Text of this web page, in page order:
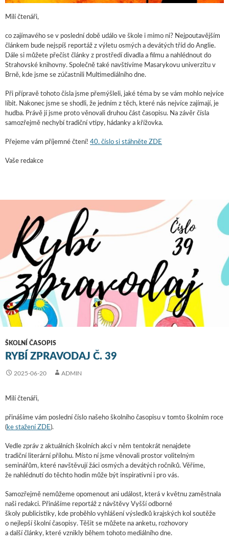
Milí čtenáři,
co zajímavého se v poslední době událo ve škole i mimo ni? Nejpoutavějším
článkem bude nejspíš reportáž z výletu osmých a devátých tříd do Anglie.
Dále si můžete přečíst články z prostředí divadla a filmu a nahlédnout do
Strahovské knihovny. Společně také navštívíme Masarykovu univerzitu v
Brně, kde jsme se zúčastnili Multimediálního dne.
Při přípravě tohoto čísla jsme přemýšleli, jaké téma by se vám mohlo nejvíce
líbit. Nakonec jsme se shodli, že jedním z těch, které nás nejvíce zajímají, je
hudba. Právě jí jsme proto věnovali druhou část časopisu. Na závěr čísla
samozřejmě nechybí tradiční vtipy, hádanky a křížovka.
Přejeme vám příjemné čtení! 40. číslo si stáhněte ZDE
Vaše redakce
ŠKOLNÍ ČASOPIS
RYBÍ ZPRAVODAJ Č. 39
2025-06-20 ADMIN
Milí čtenáři,
přinášíme vám poslední číslo našeho školního časopisu v tomto školním roce
(ke stažení ZDE).
Vedle zpráv z aktuálních školních akcí v něm tentokrát nenajdete
tradiční literární přílohu. Místo ní jsme věnovali prostor volitelným
seminářům, které navštěvují žáci osmých a devátých ročníků. Věříme,
že nahlédnutí do těchto hodin může být inspirativní i pro vás.
Samozřejmě nemůžeme opomenout ani událost, která v květnu zaměstnala
naši redakci. Přinášíme reportáž z návštěvy Vyšší odborné
školy publicistiky, kde proběhlo vyhlášení výsledků krajských kol soutěže
o nejlepší školní časopisy. Těšit se můžete na anketu, rozhovory
a další články, které vznikly během tohoto mediálního dne.